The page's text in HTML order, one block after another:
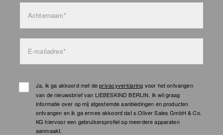
Achternaam*
E-mailadres*
Ja, ik ga akkoord met deprivacyverklaring voor het ontvangen
van de nieuwsbrief van LIEBESKIND BERLIN. Ik wil graag
informatie over op mij afgestemde aanbiedingen en producten
ontvangen en ik ga ermee akkoord dat s.Oliver Sales GmbH & Co.
KG hiervoor een gebruikersprofiel op meerdere apparaten
aanmaakt.